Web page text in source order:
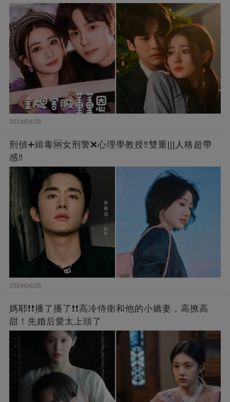
2024/04/28
刑偵➕緝毒🆘女刑警❌心理學教授‼️雙重|||人格超帶
感‼️
2024/04/28
媽耶❗❗播了播了❗❗高冷侍衛和他的小嬌妻，高撩高
甜！先婚后愛太上頭了